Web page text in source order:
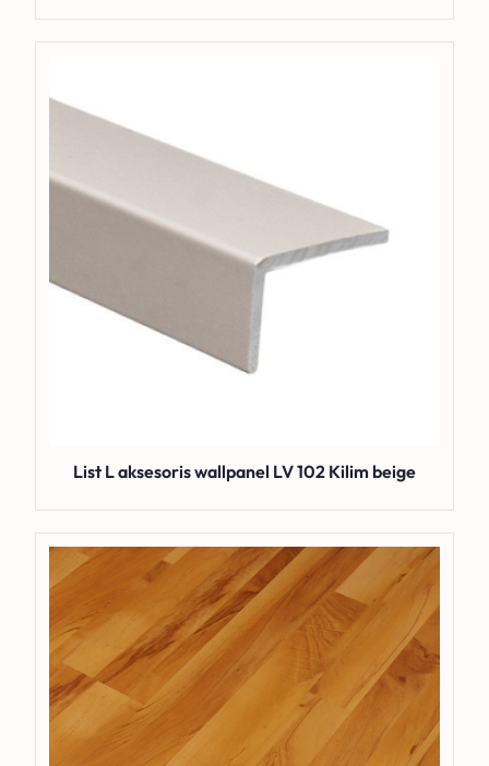
List L aksesoris wallpanel LV 102 Kilim beige